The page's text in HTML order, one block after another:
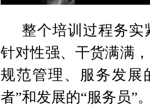
整个培训过程务
针对性强、干货满满
规范管理、服务发展
者”和发展的“服务员”